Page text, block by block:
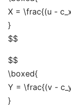
X = \frac{(u -
}
$$
$$
\boxed{
Y = \frac{(v -
}